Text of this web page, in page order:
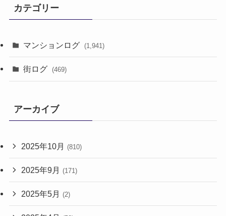
カテゴリー
マンションログ (1,941)
街ログ (469)
アーカイブ
2025年10月 (810)
2025年9月 (171)
2025年5月 (2)